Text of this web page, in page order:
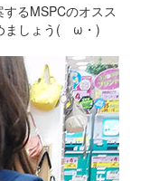
るMSPCのオスス
ましょう(ゝω・)